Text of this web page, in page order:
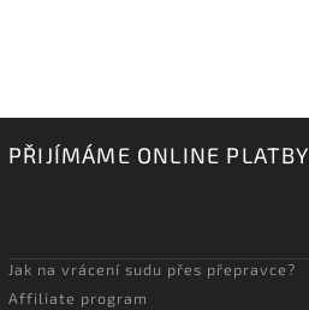
PŘIJÍMÁME ONLINE PLATBY
Jak na vrácení sudu přes přepravce?
Affiliate program